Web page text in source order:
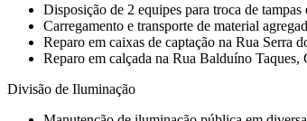
Disposição de 2 equipes para troca de
Carregamento e transporte de material
Reparo em caixas de captação na Rua Serra
Reparo em calçada na Rua Balduíno Taques,
Divisão de Iluminação